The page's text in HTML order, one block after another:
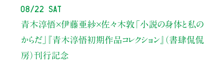
08/22 Sat
青木淳悟×伊藤亜紗×佐々木敦 「小説の身体と私の
からだ」
『青木淳悟初期作品コレクション』（書肆侃侃
房）刊行記念